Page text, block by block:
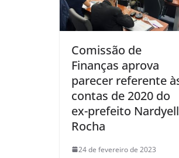
Comissão de
Finanças aprova
parecer referente
contas de 2020 do
ex-prefeito
Rocha
24 de fevereiro de 2023